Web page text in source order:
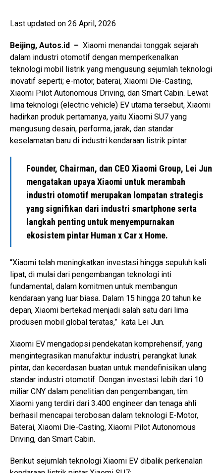
Last updated on 26 April, 2026
Beijing, Autos.id – Xiaomi menandai tonggak sejarah
dalam industri otomotif dengan memperkenalkan
teknologi mobil listrik yang mengusung sejumlah teknologi
inovatif seperti; e-motor, baterai, Xiaomi Die-Casting,
Xiaomi Pilot Autonomous Driving, dan Smart Cabin. Lewat
lima teknologi (electric vehicle) EV utama tersebut, Xiaomi
hadirkan produk pertamanya, yaitu Xiaomi SU7 yang
mengusung desain, performa, jarak, dan standar
keselamatan baru di industri kendaraan listrik pintar.
Founder, Chairman, dan CEO Xiaomi Group, Lei Jun
mengatakan upaya Xiaomi untuk merambah
industri otomotif merupakan lompatan strategis
yang signifikan dari industri smartphone serta
langkah penting untuk menyempurnakan
ekosistem pintar Human x Car x Home.
“Xiaomi telah meningkatkan investasi hingga sepuluh kali
lipat, di mulai dari pengembangan teknologi inti
fundamental, dalam komitmen untuk membangun
kendaraan yang luar biasa. Dalam 15 hingga 20 tahun ke
depan, Xiaomi bertekad menjadi salah satu dari lima
produsen mobil global teratas,” kata Lei Jun.
Xiaomi EV mengadopsi pendekatan komprehensif, yang
mengintegrasikan manufaktur industri, perangkat lunak
pintar, dan kecerdasan buatan untuk mendefinisikan ulang
standar industri otomotif. Dengan investasi lebih dari 10
miliar CNY dalam penelitian dan pengembangan, tim
Xiaomi yang terdiri dari 3.400 engineer dan tenaga ahli
berhasil mencapai terobosan dalam teknologi E-Motor,
Baterai, Xiaomi Die-Casting, Xiaomi Pilot Autonomous
Driving, dan Smart Cabin.
Berikut sejumlah teknologi Xiaomi EV dibalik perkenalan